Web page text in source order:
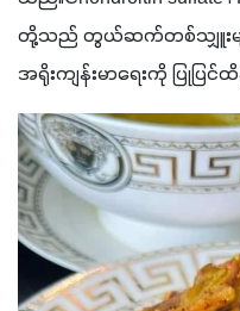
တို့သည် တွယ်ဆက်တစ်သျှူးများ
အရိုးကျန်းမာရေးကို ပြုပြ